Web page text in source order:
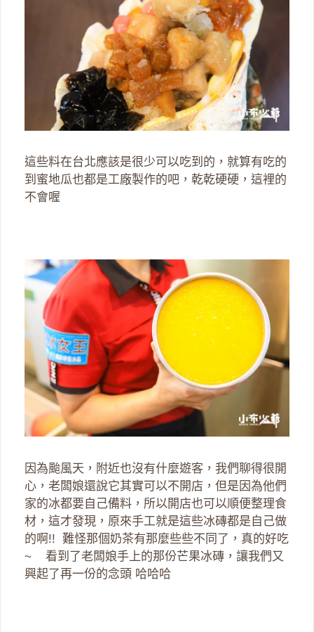
這些料在台北應該是很少可以吃到的，就算有吃的
到蜜地瓜也都是工廠製作的吧，乾乾硬硬，這裡的
不會喔
因為颱風天，附近也沒有什麼遊客，我們聊得很開
心，老闆娘還說它其實可以不開店，但是因為他們
家的冰都要自己備料，所以開店也可以順便整理食
材，這才發現，原來手工就是這些冰磚都是自己做
的啊!! 難怪那個奶茶有那麼些些不同了，真的好吃
~ 看到了老闆娘手上的那份芒果冰磚，讓我們又
興起了再一份的念頭 哈哈哈